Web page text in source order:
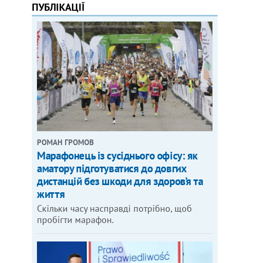
ПУБЛІКАЦІЇ
РОМАН ГРОМОВ
Марафонець із сусіднього офісу: як
аматору підготуватися до довгих
дистанцій без шкоди для здоров’я та
життя
Скільки часу насправді потрібно, щоб
пробігти марафон.